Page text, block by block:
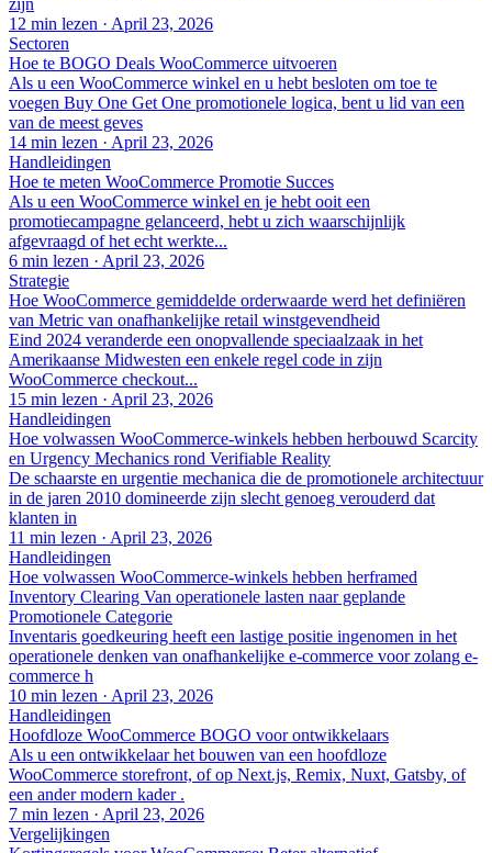
12 min lezen · April 23, 2026
Sectoren
Hoe te BOGO Deals WooCommerce uitvoeren
Als u een WooCommerce winkel en u hebt besloten om toe te
voegen Buy One Get One promotionele logica, bent u lid van een
van de meest geves
14 min lezen · April 23, 2026
Handleidingen
Hoe te meten WooCommerce Promotie Succes
Als u een WooCommerce winkel en je hebt ooit een
promotiecampagne gelanceerd, hebt u zich waarschijnlijk
afgevraagd of het echt werkte...
6 min lezen · April 23, 2026
Strategie
Hoe WooCommerce gemiddelde orderwaarde werd het definiëren
van Metric van onafhankelijke retail winstgevendheid
Eind 2024 veranderde een onopvallende speciaalzaak in het
Amerikaanse Midwesten een enkele regel code in zijn
WooCommerce checkout...
15 min lezen · April 23, 2026
Handleidingen
Hoe volwassen WooCommerce-winkels hebben herbouwd Scarcity
en Urgency Mechanics rond Verifiable Reality
De schaarste en urgentie mechanica die de promotionele architectuur
in de jaren 2010 domineerde zijn slecht genoeg verouderd dat
klanten in
11 min lezen · April 23, 2026
Handleidingen
Hoe volwassen WooCommerce-winkels hebben herframed
Inventory Clearing Van operationele lasten naar geplande
Promotionele Categorie
Inventaris goedkeuring heeft een lastige positie ingenomen in het
operationele denken van onafhankelijke e-commerce voor zolang e-
commerce h
10 min lezen · April 23, 2026
Handleidingen
Hoofdloze WooCommerce BOGO voor ontwikkelaars
Als u een ontwikkelaar het bouwen van een hoofdloze
WooCommerce storefront, of op Next.js, Remix, Nuxt, Gatsby, of
een ander modern kader .
7 min lezen · April 23, 2026
Vergelijkingen